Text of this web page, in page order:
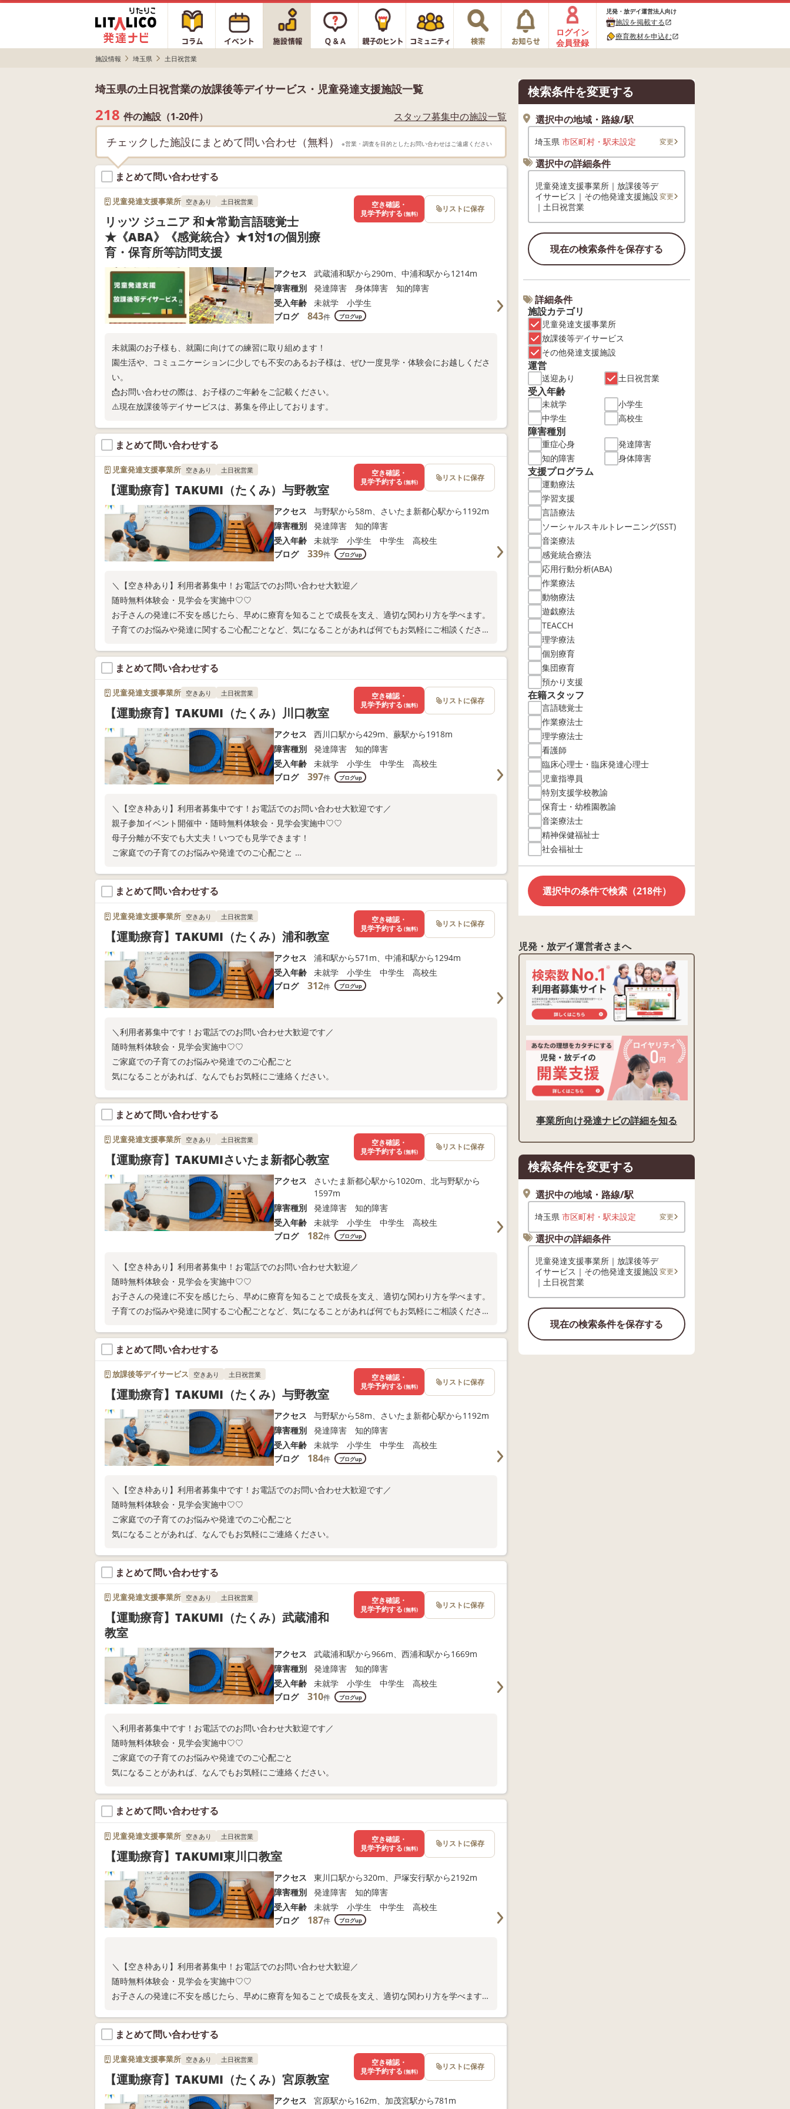
ログイン
会員登録
児発・放デイ運営法人向け
施設を掲載するopen_in_new
療育教材を申込むopen_in_new
施設情報 埼玉県 土日祝営業
埼玉県の土日祝営業の放課後等デイサービス・児童発達支援施設一覧
218 件の施設（1-20件） スタッフ募集中の施設一覧
チェックした施設にまとめて問い合わせ（無料） ※営業・調査を目的としたお問い合わせはご遠慮ください
まとめて問い合わせする
児童発達支援事業所 空きあり 土日祝営業
リッツ ジュニア 和★常勤言語聴覚士
★《ABA》《感覚統合》★1対1の個別療
育・保育所等訪問支援
アクセス
武蔵浦和駅から290m、中浦和駅から1214m
障害種別
発達障害 身体障害 知的障害
受入年齢
未就学 小学生
ブログ
843件 ブログup
未就園のお子様も、就園に向けての練習に取り組めます！
園生活や、コミュニケーションに少しでも不安のあるお子様は、ぜひ一度見学・体験会にお越しくださ
い。
📩お問い合わせの際は、お子様のご年齢をご記載ください。
⚠️現在放課後等デイサービスは、募集を停止しております。
空き確認・
見学予約する (無料) リストに保存
まとめて問い合わせする
児童発達支援事業所 空きあり 土日祝営業
【運動療育】TAKUMI（たくみ）与野教室
アクセス
与野駅から58m、さいたま新都心駅から1192m
障害種別
発達障害 知的障害
受入年齢
未就学 小学生 中学生 高校生
ブログ
339件 ブログup
＼【空き枠あり】利用者募集中！お電話でのお問い合わせ大歓迎／
随時無料体験会・見学会を実施中♡♡
お子さんの発達に不安を感じたら、早めに療育を知ることで成長を支え、適切な関わり方を学べます。
子育てのお悩みや発達に関するご心配ごとなど、気になることがあれば何でもお気軽にご相談くださ
空き確認・
見学予約する (無料) リストに保存
まとめて問い合わせする
児童発達支援事業所 空きあり 土日祝営業
【運動療育】TAKUMI（たくみ）川口教室
アクセス
西川口駅から429m、蕨駅から1918m
障害種別
発達障害 知的障害
受入年齢
未就学 小学生 中学生 高校生
ブログ
397件 ブログup
＼【空き枠あり】利用者募集中です！お電話でのお問い合わせ大歓迎です／
親子参加イベント開催中・随時無料体験会・見学会実施中♡♡
母子分離が不安でも大丈夫！いつでも見学できます！
ご家庭での子育てのお悩みや発達でのご心配ごと
空き確認・
見学予約する (無料) リストに保存
まとめて問い合わせする
児童発達支援事業所 空きあり 土日祝営業
【運動療育】TAKUMI（たくみ）浦和教室
アクセス
浦和駅から571m、中浦和駅から1294m
受入年齢
未就学 小学生 中学生 高校生
ブログ
312件 ブログup
＼利用者募集中です！お電話でのお問い合わせ大歓迎です／
随時無料体験会・見学会実施中♡♡
ご家庭での子育てのお悩みや発達でのご心配ごと
気になることがあれば、なんでもお気軽にご連絡ください。
空き確認・
見学予約する (無料) リストに保存
まとめて問い合わせする
児童発達支援事業所 空きあり 土日祝営業
【運動療育】TAKUMIさいたま新都心教室
アクセス
さいたま新都心駅から1020m、北与野駅から
1597m
障害種別
発達障害 知的障害
受入年齢
未就学 小学生 中学生 高校生
ブログ
182件 ブログup
＼【空き枠あり】利用者募集中！お電話でのお問い合わせ大歓迎／
随時無料体験会・見学会を実施中♡♡
お子さんの発達に不安を感じたら、早めに療育を知ることで成長を支え、適切な関わり方を学べます。
子育てのお悩みや発達に関するご心配ごとなど、気になることがあれば何でもお気軽にご相談くださ
空き確認・
見学予約する (無料) リストに保存
まとめて問い合わせする
放課後等デイサービス 空きあり 土日祝営業
【運動療育】TAKUMI（たくみ）与野教室
アクセス
与野駅から58m、さいたま新都心駅から1192m
障害種別
発達障害 知的障害
受入年齢
未就学 小学生 中学生 高校生
ブログ
184件 ブログup
＼【空き枠あり】利用者募集中です！お電話でのお問い合わせ大歓迎です／
随時無料体験会・見学会実施中♡♡
ご家庭での子育てのお悩みや発達でのご心配ごと
気になることがあれば、なんでもお気軽にご連絡ください。
空き確認・
見学予約する (無料) リストに保存
まとめて問い合わせする
児童発達支援事業所 空きあり 土日祝営業
【運動療育】TAKUMI（たくみ）武蔵浦和
教室
アクセス
武蔵浦和駅から966m、西浦和駅から1669m
障害種別
発達障害 知的障害
受入年齢
未就学 小学生 中学生 高校生
ブログ
310件 ブログup
＼利用者募集中です！お電話でのお問い合わせ大歓迎です／
随時無料体験会・見学会実施中♡♡
ご家庭での子育てのお悩みや発達でのご心配ごと
気になることがあれば、なんでもお気軽にご連絡ください。
空き確認・
見学予約する (無料) リストに保存
まとめて問い合わせする
児童発達支援事業所 空きあり 土日祝営業
【運動療育】TAKUMI東川口教室
アクセス
東川口駅から320m、戸塚安行駅から2192m
障害種別
発達障害 知的障害
受入年齢
未就学 小学生 中学生 高校生
ブログ
187件 ブログup
＼【空き枠あり】利用者募集中！お電話でのお問い合わせ大歓迎／
随時無料体験会・見学会を実施中♡♡
お子さんの発達に不安を感じたら、早めに療育を知ることで成長を支え、適切な関わり方を学べます。
い！
空き確認・
見学予約する (無料) リストに保存
まとめて問い合わせする
児童発達支援事業所 空きあり 土日祝営業
【運動療育】TAKUMI（たくみ）宮原教室
アクセス 宮原駅から162m、加茂宮駅から781m
空き確認・
見学予約する (無料) リストに保存
検索条件を変更する
選択中の地域・路線/駅
埼玉県 市区町村・駅未設定 変更
選択中の詳細条件
児童発達支援事業所｜放課後等デ
イサービス｜その他発達支援施設
｜土日祝営業
変更
現在の検索条件を保存する
詳細条件
施設カテゴリ
児童発達支援事業所
放課後等デイサービス
その他発達支援施設
運営
送迎あり 土日祝営業
受入年齢
未就学
小学生
中学生
高校生
障害種別
重症心身
発達障害
知的障害
身体障害
支援プログラム
運動療法
学習支援
言語療法
ソーシャルスキルトレーニング(SST)
音楽療法
感覚統合療法
応用行動分析(ABA)
作業療法
動物療法
遊戯療法
TEACCH
理学療法
個別療育
集団療育
預かり支援
在籍スタッフ
言語聴覚士
作業療法士
理学療法士
看護師
臨床心理士・臨床発達心理士
児童指導員
特別支援学校教諭
保育士・幼稚園教諭
音楽療法士
精神保健福祉士
社会福祉士
選択中の条件で検索（218件）
児発・放デイ運営者さまへ
事業所向け発達ナビの詳細を知る
検索条件を変更する
選択中の地域・路線/駅
埼玉県 市区町村・駅未設定 変更
選択中の詳細条件
児童発達支援事業所｜放課後等デ
イサービス｜その他発達支援施設
｜土日祝営業
変更
現在の検索条件を保存する